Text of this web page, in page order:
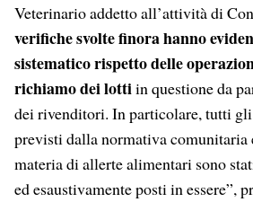
Veterinario addetto all’attività di
verifiche svolte finora hanno
sistematico rispetto delle
richiamo dei lottiin questione da
dei rivenditori. In particolare, tutti
previsti dalla normativa comunitaria
materia di allerte alimentari sono
ed esaustivamente posti in essere”,